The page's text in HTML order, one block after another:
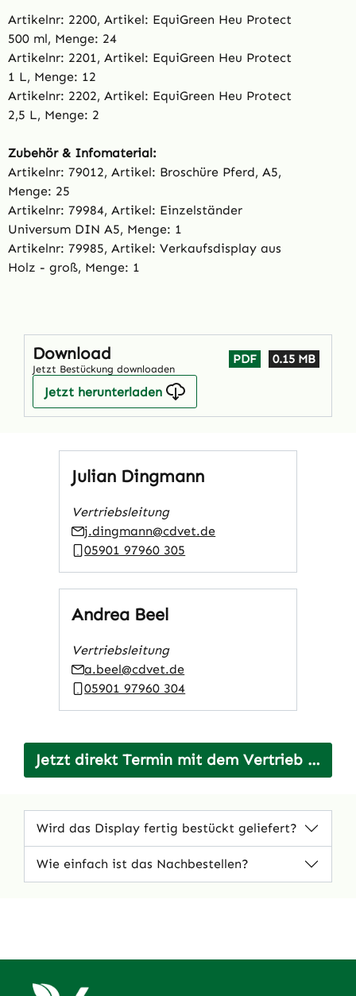
Artikelnr: 2200, Artikel: EquiGreen Heu Protect
500 ml, Menge: 24
Artikelnr: 2201, Artikel: EquiGreen Heu Protect
1 L, Menge: 12
Artikelnr: 2202, Artikel: EquiGreen Heu Protect
2,5 L, Menge: 2
Zubehör & Infomaterial:
Artikelnr: 79012, Artikel: Broschüre Pferd, A5,
Menge: 25
Artikelnr: 79984, Artikel: Einzelständer
Universum DIN A5, Menge: 1
Artikelnr: 79985, Artikel: Verkaufsdisplay aus
Holz - groß, Menge: 1
Download
Jetzt Bestückung downloaden
PDF 0.15 MB
Jetzt herunterladen
Julian Dingmann
Vertriebsleitung
j.dingmann@cdvet.de
05901 97960 305
Andrea Beel
Vertriebsleitung
a.beel@cdvet.de
05901 97960 304
Jetzt direkt Termin mit dem Vertrieb buchen
Wird das Display fertig bestückt geliefert?
Wie einfach ist das Nachbestellen?